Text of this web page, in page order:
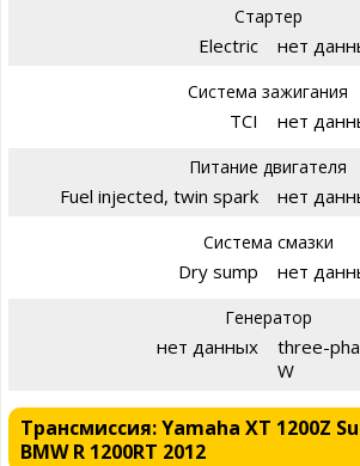
Стартер
Electric нет
Система зажигания
TCI нет
Питание двигателя
Fuel injected, twin spark нет
Система смазки
Dry sump нет
Генератор
нет данных
three-
W
Трансмиссия: Yamaha XT 1200Z
BMW R 1200RT 2012